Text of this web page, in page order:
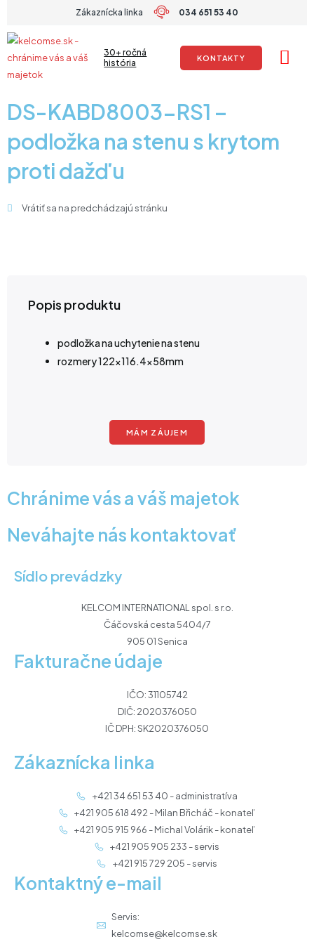
obsah
Zákaznícka linka 034 651 53 40
30+ ročná
história
KONTAKTY
DS-KABD8003-RS1 –
podložka na stenu s krytom
proti dažďu
Vrátiť sa na predchádzajú stránku
Popis produktu
podložka na uchytenie na stenu
rozmery 122×116.4x58mm
MÁM ZÁUJEM
Chránime vás a váš majetok
Neváhajte nás kontaktovať
Sídlo prevádzky
KELCOM INTERNATIONAL spol. s r.o.
Čáčovská cesta 5404/7
905 01 Senica
Fakturačne údaje
IČO: 31105742
DIČ: 2020376050
IČ DPH: SK2020376050
Zákaznícka linka
+421 34 651 53 40 - administratíva
+421 905 618 492 - Milan Břicháč - konateľ
+421 905 915 966 - Michal Volárik - konateľ
+421 905 905 233 - servis
+421 915 729 205 - servis
Kontaktný e-mail
Servis:
kelcomse@kelcomse.sk